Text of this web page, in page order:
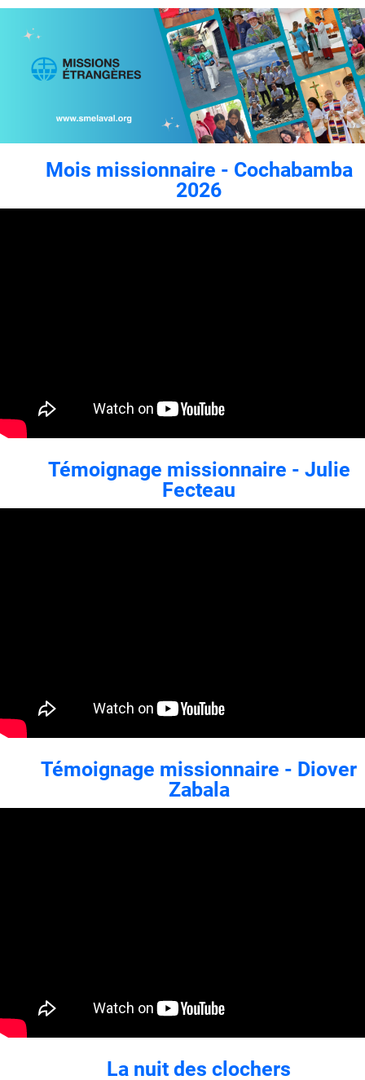
Mois missionnaire - Cochabamba
2026
Témoignage missionnaire - Julie
Fecteau
Témoignage missionnaire - Diover
Zabala
La nuit des clochers